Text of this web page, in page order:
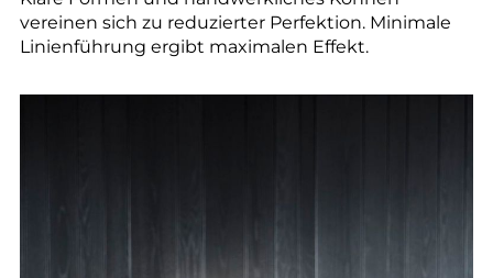
vereinen sich zu reduzierter Perfektion. Minimale
Linienführung ergibt maximalen Effekt.